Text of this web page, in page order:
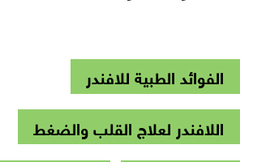
الفوائد الطبية للافندر
اللافندر لعلاج القلب والضغط